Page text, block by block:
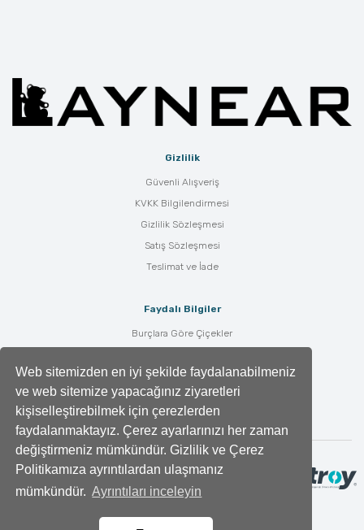
Web sitemizden en iyi şekilde faydalanabilmeniz
ve web sitemize yapacağınız ziyaretleri
kişiselleştirebilmek için çerezlerden
faydalanmaktayız. Çerez ayarlarınızı her zaman
değiştirmeniz mümkündür. Gizlilik ve Çerez
Politikamıza ayrıntılardan ulaşmanız
mümkündür. Ayrıntıları inceleyin
Gizlilik
Güvenli Alışveriş
KVKK Bilgilendirmesi
Gizlilik Sözleşmesi
Satış Sözleşmesi
Teslimat ve İade
Faydalı Bilgiler
Burçlara Göre Çiçekler
Çiçek Anlamları
Tüm Blog Yazıları